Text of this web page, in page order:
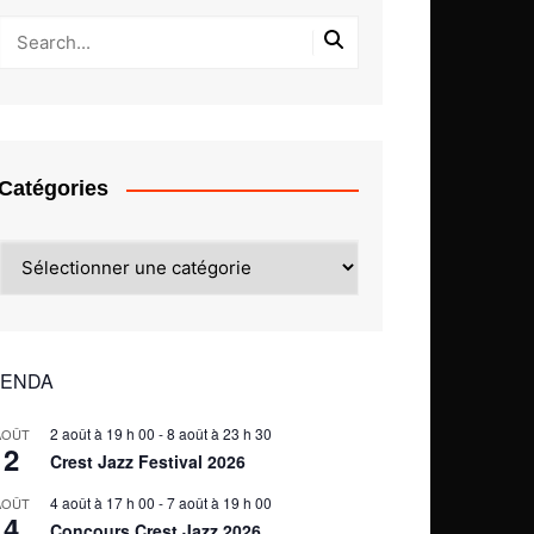
2
2 août à 19 h 00 -8 août à 23 h 30
Crest Jazz Festival 2026
4 août à 17 h 00 -7 août à 19 h 00